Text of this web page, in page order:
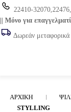
22410-
|| Μόνο για
Δωρεάν μεταφορικά
ΑΡΧΙΚΉ
STYLLING